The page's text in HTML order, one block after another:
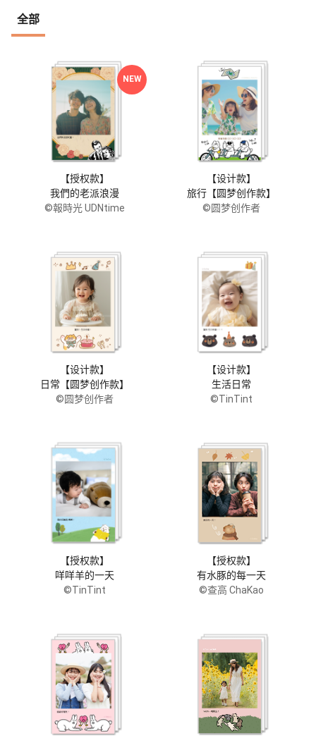
全部
NEW
【授权款】
我們的老派浪漫
©報時光 UDNtime
【设计款】
旅行【圆梦创作款】
©圆梦创作者
【设计款】
日常【圆梦创作款】
©圆梦创作者
【设计款】
生活日常
©TinTint
【授权款】
咩咩羊的一天
©TinTint
【授权款】
有水豚的每一天
©查高 ChaKao